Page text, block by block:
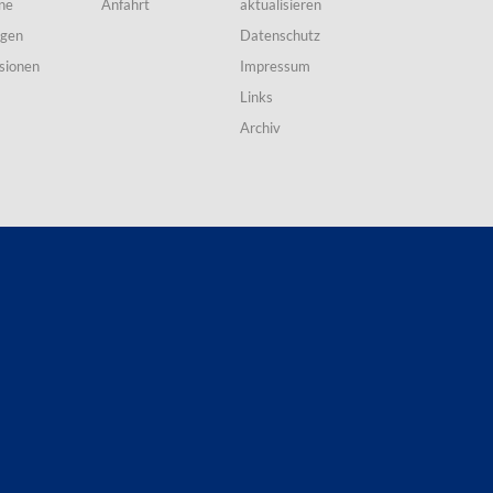
Anfahrt
aktualisieren
Datenschutz
Impressum
Links
Archiv